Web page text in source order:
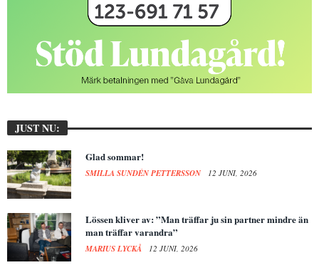
JUST NU:
Glad sommar!
SMILLA SUNDÉN PETTERSSON 12 JUNI, 2026
Lössen kliver av: ”Man träffar ju sin partner mindre än
man träffar varandra”
MARIUS LYCKÅ 12 JUNI, 2026